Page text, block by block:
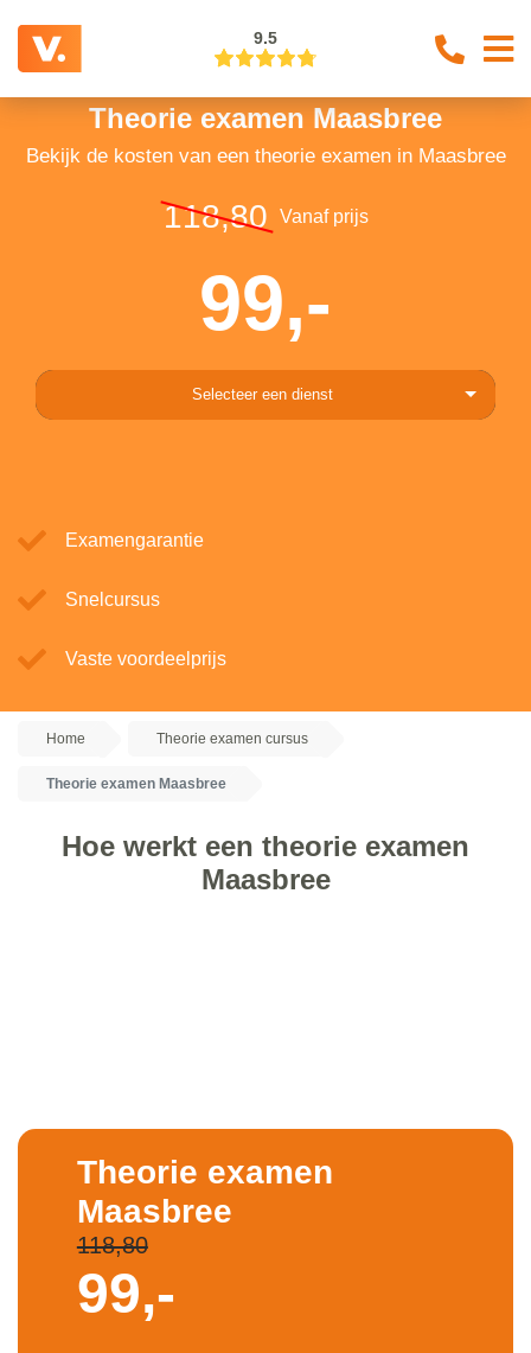
9.5
Theorie examen Maasbree
Bekijk de kosten van een theorie examen in Maasbree
118,80 Vanaf prijs
99,-
Selecteer een dienst
Examengarantie
Snelcursus
Vaste voordeelprijs
Home Theorie examen cursus
Theorie examen Maasbree
Hoe werkt een theorie examen
Maasbree
Theorie examen
Maasbree
118,80
99,-